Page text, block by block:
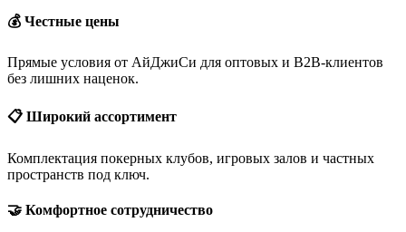
💰 Честные цены
Прямые условия от АйДжиСи для оптовых и B2B-клиентов
без лишних наценок.
📋 Широкий ассортимент
Комплектация покерных клубов, игровых залов и частных
пространств под ключ.
🤝 Комфортное сотрудничество